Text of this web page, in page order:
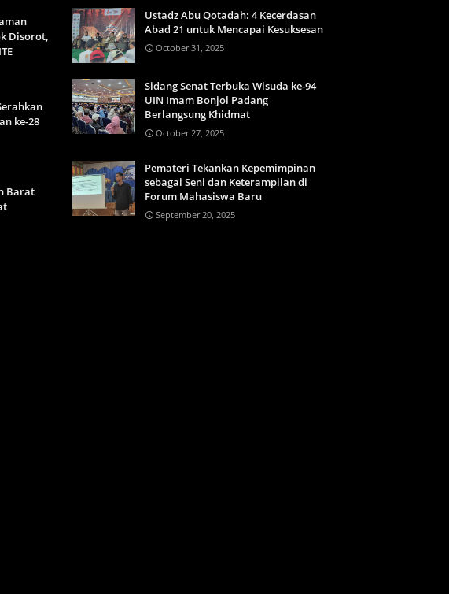
Disorot,
ke-28
Barat
Ustadz Abu Qotadah: 4 Kecerdasan
Abad 21 untuk Mencapai Kesuksesan
October 31, 2025
Sidang Senat Terbuka Wisuda ke-94
UIN Imam Bonjol Padang
Berlangsung Khidmat
October 27, 2025
Pemateri Tekankan Kepemimpinan
sebagai Seni dan Keterampilan di
Forum Mahasiswa Baru
September 20, 2025